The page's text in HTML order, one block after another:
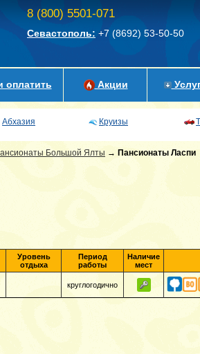
8 (800) 5501-071
Севастополь: +7 (8692) 53-50-50
оплатить Акции
Абхазия Круизы
Большой Ялты → Пансионаты Ласпи
Уровень
отдыха
Период
работы
Наличие
мест
круглогодично